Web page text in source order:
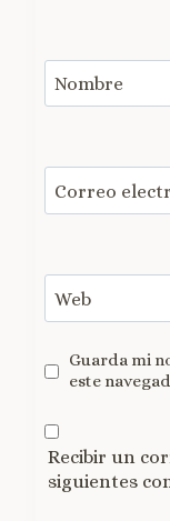
Nombre
Correo
Web
Guarda mi
este
Recibir un
siguientes